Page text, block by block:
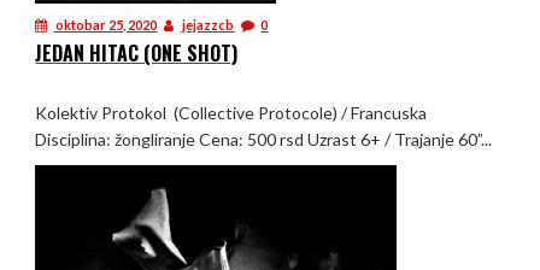
oktobar 25, 2020 jejazzcb 0
JEDAN HITAC (ONE SHOT)
Kolektiv Protokol (Collective Protocole) / Francuska
Disciplina: žongliranje Cena: 500 rsd Uzrast 6+ / Trajanje 60”...